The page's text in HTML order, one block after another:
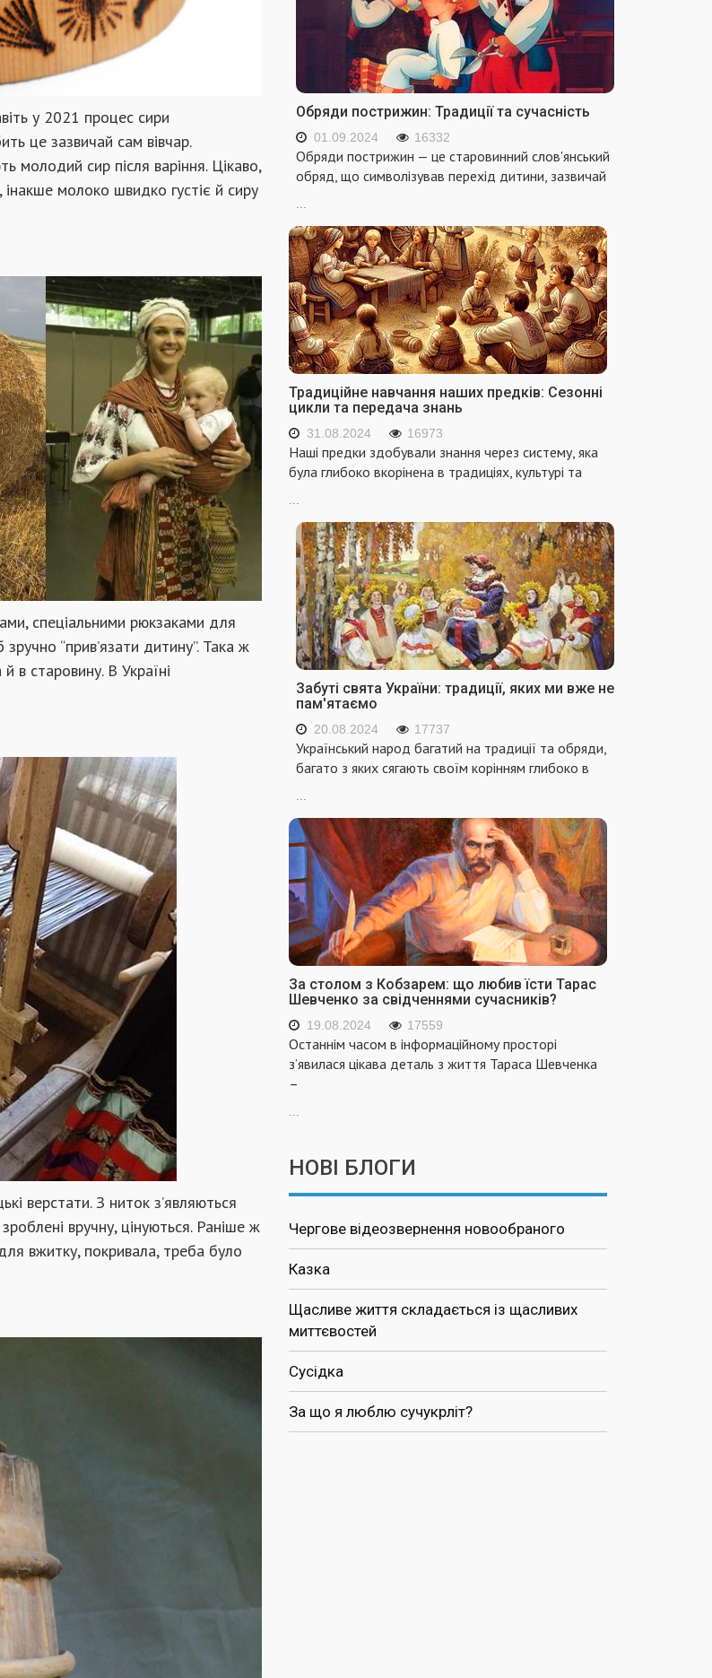
у 2021 процес сири
це зазвичай сам вівчар.
молодий сир після варіння. Цікаво,
молоко швидко густіє й сиру
спеціальними рюкзаками для
“прив’язати дитину”. Така ж
старовину. В Україні
верстати. З ниток з’являються
вручну, цінуються. Раніше ж
вжитку, покривала, треба було
Обряди пострижин: Традиції та сучасність
01.09.2024 16332
Обряди пострижин — це старовинний слов'янський
обряд, що символізував перехід дитини, зазвичай
...
Традиційне навчання наших предків: Сезонні
цикли та передача знань
31.08.2024 16973
Наші предки здобували знання через систему, яка
була глибоко вкорінена в традиціях, культурі та
...
Забуті свята України: традиції, яких ми вже не
пам'ятаємо
20.08.2024 17737
Український народ багатий на традиції та обряди,
багато з яких сягають своїм корінням глибоко в
...
За столом з Кобзарем: що любив їсти Тарас
Шевченко за свідченнями сучасників?
19.08.2024 17559
Останнім часом в інформаційному просторі
з’явилася цікава деталь з життя Тараса Шевченка
–
...
НОВІ БЛОГИ
Чергове відеозвернення новообраного
Казка
Щасливе життя складається із щасливих
миттєвостей
Сусідка
За що я люблю сучукрліт?